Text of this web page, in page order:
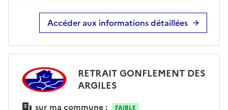
Accéder aux informations détaillées
RETRAIT GONFLEMENT DES
ARGILES
sur ma commune : FAIBLE